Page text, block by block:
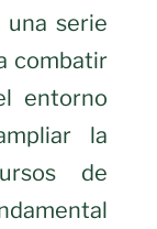
una serie
combatir
entorno
la
de